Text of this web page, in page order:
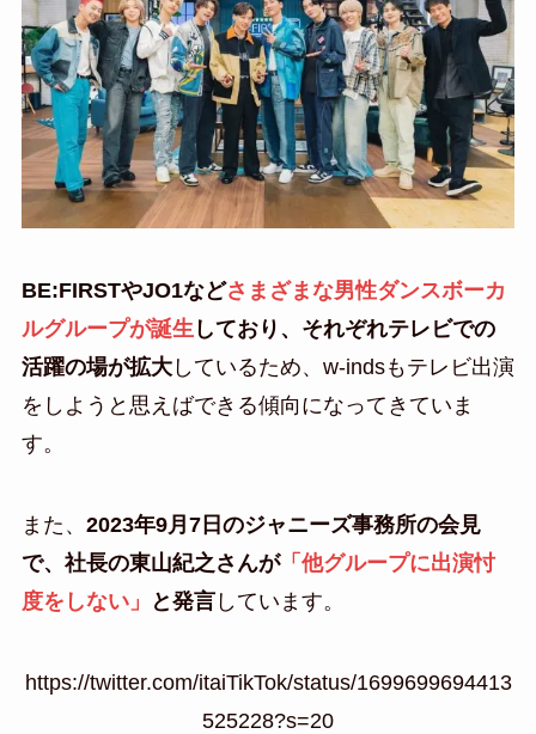
BE:FIRSTやJO1などさまざまな男性ダンスボーカ
ルグループが誕生しており、それぞれテレビでの
活躍の場が拡大しているため、w-indsもテレビ出演
をしようと思えばできる傾向になってきていま
す。
また、 2023年9月7日のジャニーズ事務所の会見
で、社長の東山紀之さんが「他グループに出演忖
度をしない」
と発言しています。
https://twitter.com/itaiTikTok/status/1699699694413
525228?s=20